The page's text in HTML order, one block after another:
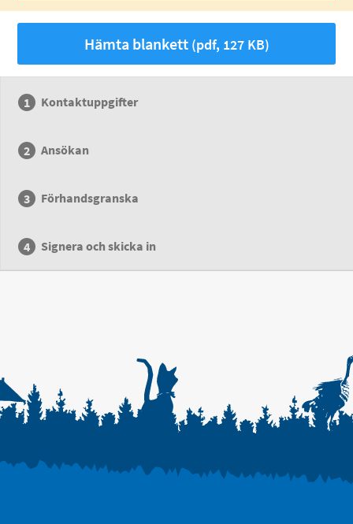
Hämta blankett(pdf, 127 KB)
Kontaktuppgifter
Ansökan
Förhandsgranska
Signera och skicka in